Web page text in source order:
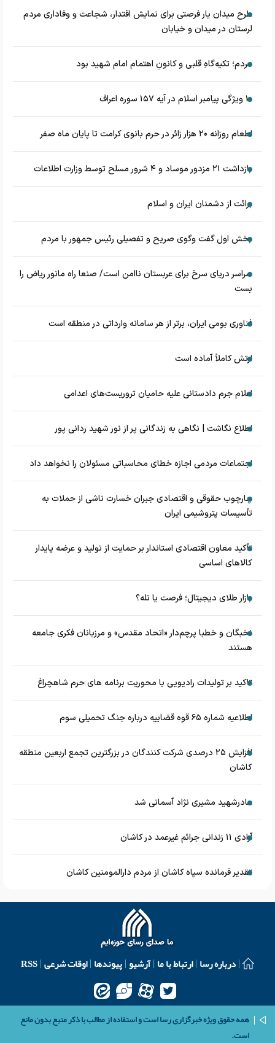
طرح میدان یار فرصتی برای نمایش اقتدار، شجاعت و وفاداری مردم
لرستان در میدان و خیابان
مردم؛ تکیه‌گاهِ قلبی و کانونِ اهتمام امام شهید بود
۱۰ ویژگی پیامبر اسلام در آیه ۱۵۷ سوره اعراف
اطعام روزانه ۲۰ هزار زائر در حرم بانوی کرامت تا پایان ماه صفر
بازداشت ۲۱ مزدور موساد و ۴ شرور مسلح توسط وزارت اطلاعات
برائت از دشمنان ایران و اسلام
بخش اول گفت وگوی صریح و تفصیلی رئیس جمهور با مردم
سراسر دریای سرخ برای عربستان ناامن است/ صنعا راه مانور ریاض را
بست
فناوری بومی ایران، برتر از هر سامانه وارداتی در منطقه است
ارتش کاملاً آماده است
اعلام جرم دادستانی علیه حامیان تروریست‌های اعدامی
اطلاع نگاشت | نگاهی به زندگانی پر از نور شهید ردانی پور
اجتماعات مردمی اجازه خطای محاسباتی مسئولان را نخواهد داد
چارچوب حقوقی و اقتصادی جبران خسارت ناشی از حملات به
تأسیسات پتروشیمی ایران
تأکید معاون اقتصادی استاندار بر حمایت از تولید و عرضه پایدار
کالاهای اساسی
بازار طلای دیجیتال؛ فرصت یا تله؟
نخبگان و خطبا پرچم‌دار «اتحاد مقدس» و مرزبانان فکری جامعه
هستند
تاکید بر تولیدات رادیویی با محوریت برنامه های حرم شاهچراغ
اطلاعیه شماره ۶۵ قوه قضاییه درباره جنگ تحمیلی سوم
افزایش ۲۵ درصدی شرکت کنندگان در بزرگترین تجمع اربعین منطقه
کاشان
مادرشهید مشیری نژاد آسمانی شد
آزادی ۱۱ زندانی جرائم غیرعمد در کاشان
تقدیر فرمانده سپاه کاشان از مردم دارالمومنین کاشان
درباره رسا ارتباط با ما آرشیو پیوندها اوقات شرعی RSS
همه حقوق ویژه خبرگزاری رسا است و استفاده از مطالب با ذکر منبع بدون مانع
است.